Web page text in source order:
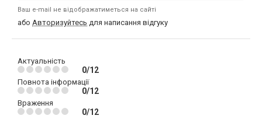
Ваш e-mail не відображатиметься на сайті
або Авторизуйтесь для написання відгуку
Актуальність
0/12
Повнота інформації
0/12
Враження
0/12